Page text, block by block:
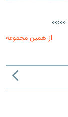
از همین مجموعه